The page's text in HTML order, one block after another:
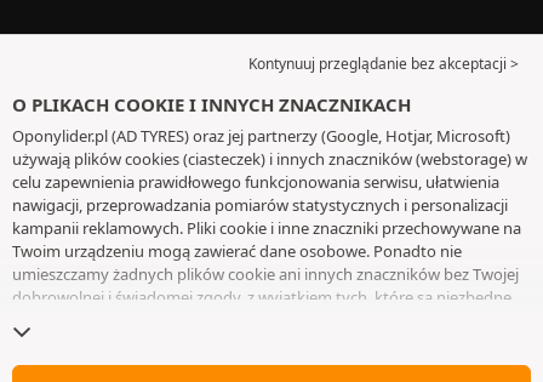
Kontynuuj przeglądanie bez akceptacji >
O PLIKACH COOKIE I INNYCH ZNACZNIKACH
Oponylider.pl (AD TYRES) oraz jej partnerzy (Google, Hotjar, Microsoft)
używają plików cookies (ciasteczek) i innych znaczników (webstorage) w
celu zapewnienia prawidłowego funkcjonowania serwisu, ułatwienia
nawigacji, przeprowadzania pomiarów statystycznych i personalizacji
kampanii reklamowych. Pliki cookie i inne znaczniki przechowywane na
Twoim urządzeniu mogą zawierać dane osobowe. Ponadto nie
umieszczamy żadnych plików cookie ani innych znaczników bez Twojej
dobrowolnej i świadomej zgody, z wyjątkiem tych, które są niezbędne
wycofać swoją zgodę w dowolnym momencie, przechodząc do
plikami cookie i innymi znacznikami. Możesz kontynuować przeglądanie